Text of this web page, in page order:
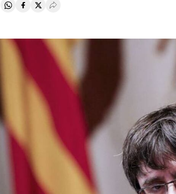
Compartir en Whatsapp
Compartir en Facebook
Compartir en Twitter
Desplegar Redes Sociales